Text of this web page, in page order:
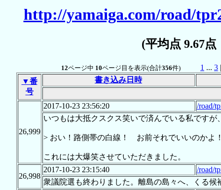
http://yamaiga.com/road/
(平均点 9.67
12ページ中 10ページ目を表示(合計356件) 1 ... 3
▼番
号
書き込み日時
26,999
2017-10-23 23:56:20
/road/
いつもは大抵クスクス笑いで済んでいる私ですが
> おい！路側帯の白線！ お前それでいいのかよ
これには大爆笑させていただきました。
26,998
2017-10-23 23:15:40
/road/
衆議院選も終わりました。離島の島々へ、くる候